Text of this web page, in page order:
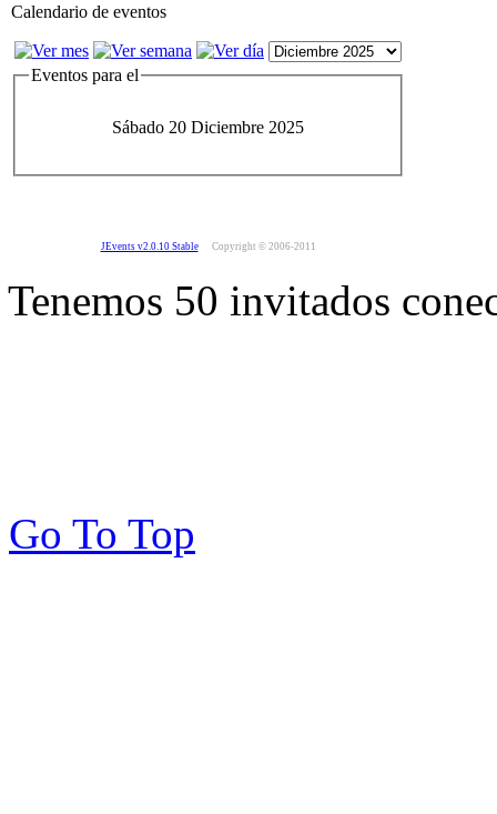
Calendario de eventos
Eventos para el
Sábado 20 Diciembre 2025
JEvents v2.0.10 Stable Copyright © 2006-2011
Tenemos 50 invitados
Go To Top